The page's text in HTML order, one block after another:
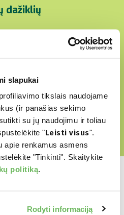
slapukai
tikslais naudojame
(ir panašias sekimo
su jų naudojimu ir toliau
"Leisti visus".
apie renkamus asmens
"Tinkinti". Skaitykite
politiką.
Rodyti informaciją
dažiklių
PASAULĮ